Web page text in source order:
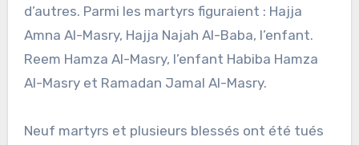
d’autres. Parmi les martyrs figuraient : Hajja
Amna Al-Masry, Hajja Najah Al-Baba, l’enfant.
Reem Hamza Al-Masry, l’enfant Habiba Hamza
Al-Masry et Ramadan Jamal Al-Masry.
Neuf martyrs et plusieurs blessés ont été tués